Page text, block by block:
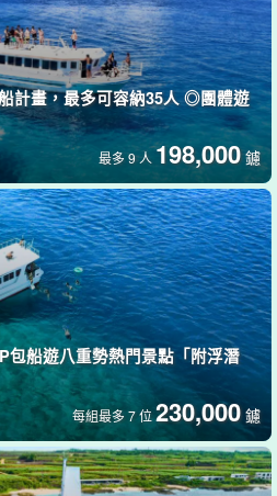
計畫，最多可容納35人 ◎團體遊
最多 9 人 198,000 鑢
包船遊八重勢熱門景點「附浮潛
每組最多 7 位230,000 鑢